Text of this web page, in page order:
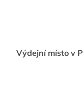
Výdejní místo v